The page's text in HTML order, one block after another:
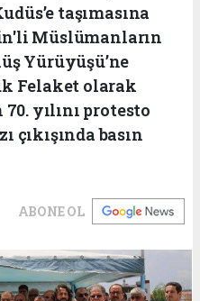
taşımasına
Müslümanların
Yürüyüşü’ne
Felaket olarak
yılını protesto
çıkışında basın
ABONE OL